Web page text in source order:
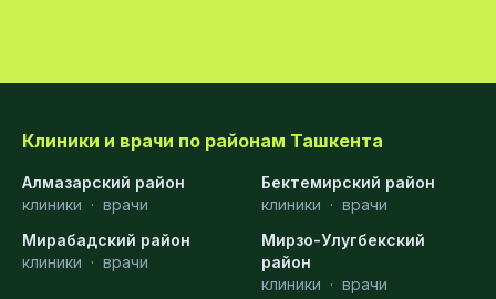
Клиники и врачи по районам Ташкента
Алмазарский район
клиники · врачи
Бектемирский район
клиники · врачи
Мирабадский район
клиники · врачи
Мирзо-Улугбекский
район
клиники · врачи